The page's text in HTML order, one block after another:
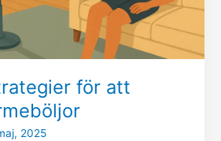
för att
2025